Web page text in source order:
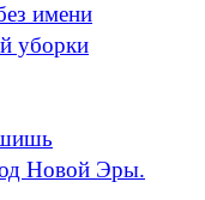
имени
уборки
Новой Эры.